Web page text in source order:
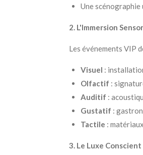
Une scénographie
2. L'Immersion
Les événements VIP
Visuel :
Olfactif :
Auditif :
Gustatif :
Tactile :
3. Le Luxe